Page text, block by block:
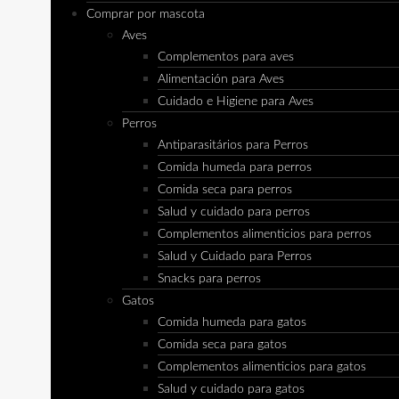
Comprar por mascota
Aves
Complementos para aves
Alimentación para Aves
Cuidado e Higiene para Aves
Perros
Antiparasitários para Perros
Comida humeda para perros
Comida seca para perros
Salud y cuidado para perros
Complementos alimenticios para perros
Salud y Cuidado para Perros
Snacks para perros
Gatos
Comida humeda para gatos
Comida seca para gatos
Complementos alimenticios para gatos
Salud y cuidado para gatos